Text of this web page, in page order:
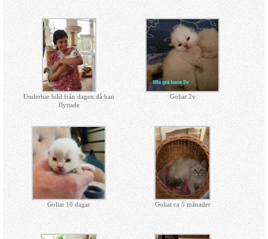
Underbar bild från dagen då han
flyttade
Goliat 2v
Goliat 10 dagar Goliat ca 5 månader